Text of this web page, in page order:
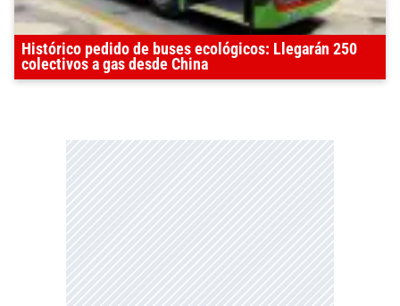
Histórico pedido de buses ecológicos: Llegarán 250
colectivos a gas desde China